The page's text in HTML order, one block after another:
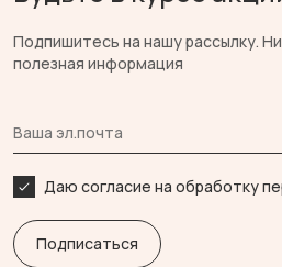
Подпишитесь на нашу рассылку.
полезная информация
Даю согласие на обработку